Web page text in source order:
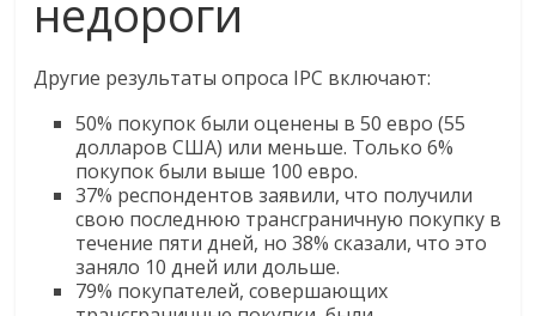
недороги
Другие результаты опроса IPC включают:
50% покупок были оценены в 50 евро (55
долларов США) или меньше. Только 6%
покупок были выше 100 евро.
37% респондентов заявили, что получили
свою последнюю трансграничную покупку в
течение пяти дней, но 38% сказали, что это
заняло 10 дней или дольше.
79% покупателей, совершающих